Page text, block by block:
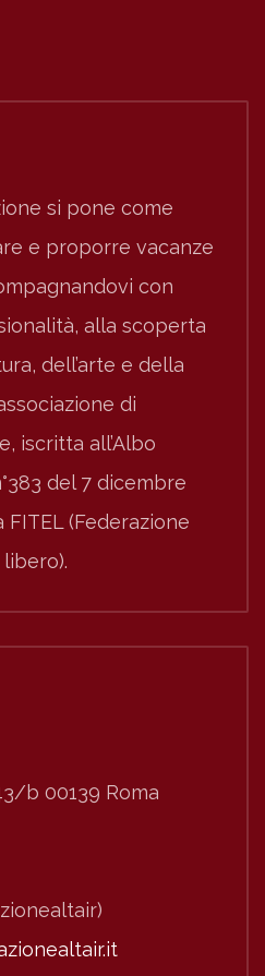
si pone come
e proporre vacanze
con
alla scoperta
dell’arte e della
di
iscritta all’Albo
del 7 dicembre
FITEL (Federazione
b 00139 Roma